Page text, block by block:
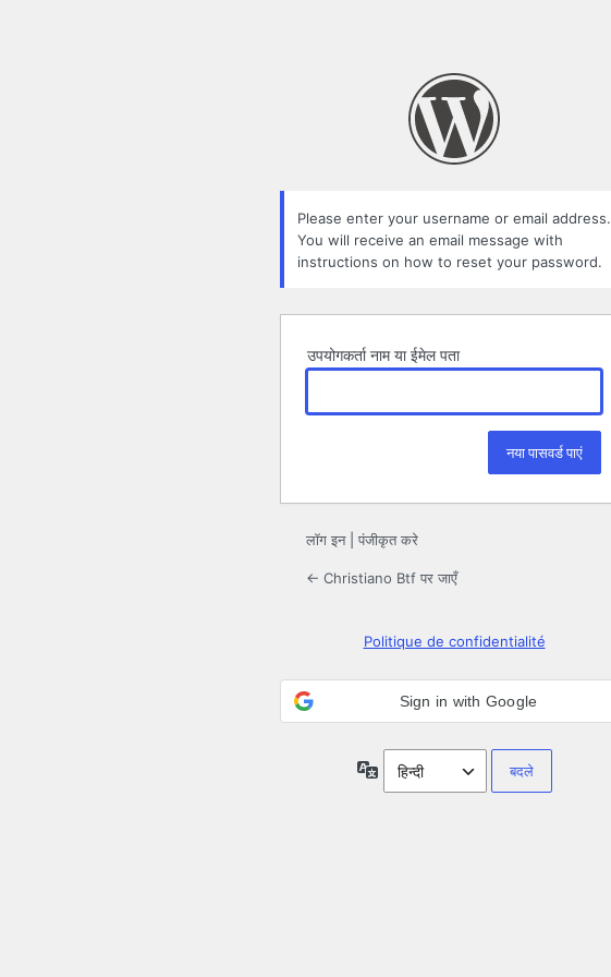
Please enter your username or email address.
You will receive an email message with
instructions on how to reset your password.
उपयोगकर्ता नाम या ईमेल पता
लॉग इन| पंजीकृत करे
← Christiano Btf पर जाएँ
Politique de confidentialité
Sign in with Google
भाषा